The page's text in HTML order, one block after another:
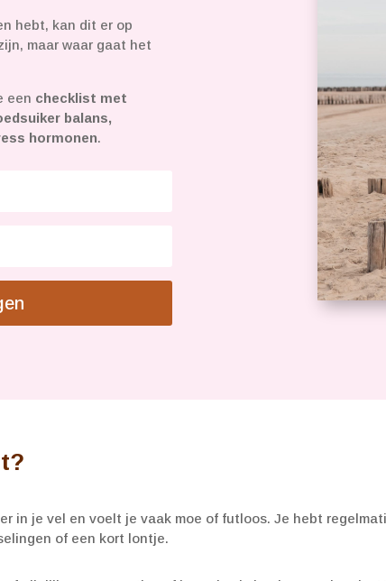
hebt, kan dit er op
maar waar gaat het
een checklist met
balans,
hormonen.
in je vel en voelt je vaak moe of futloos. Je hebt
of een kort lontje.